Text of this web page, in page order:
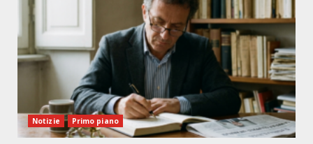
Notizie Primo piano